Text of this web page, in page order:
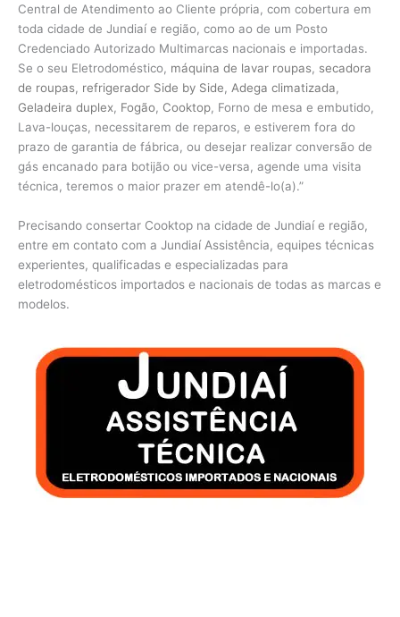
Central de Atendimento ao Cliente própria, com cobertura em
toda cidade de Jundiaí e região, como ao de um Posto
Credenciado Autorizado Multimarcas nacionais e importadas.
Se o seu Eletrodoméstico, máquina de lavar roupas, secadora
de roupas, refrigerador Side by Side, Adega climatizada,
Geladeira duplex, Fogão, Cooktop, Forno de mesa e embutido,
Lava-louças, necessitarem de reparos, e estiverem fora do
prazo de garantia de fábrica, ou desejar realizar conversão de
gás encanado para botijão ou vice-versa, agende uma visita
técnica, teremos o maior prazer em atendê-lo(a).”
Precisando consertar Cooktop na cidade de Jundiaí e região,
entre em contato com a Jundiaí Assistência, equipes técnicas
experientes, qualificadas e especializadas para
eletrodomésticos importados e nacionais de todas as marcas e
modelos.